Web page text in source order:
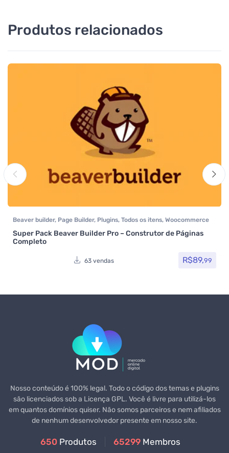
Produtos relacionados
Beaver builder, Page Builder, Plugins, Todos os itens, Woocommerce
Super Pack Beaver Builder Pro – Construtor de Páginas
Completo
63 vendas R$89,99
Nosso conteúdo é 100% legal. Todo o código dos temas e plugins
são licenciados sob a Licença GPL. Você é livre para utilizá-los
em quantos domínios quiser. Não somos parceiros e nem afiliados
de nenhum desenvolvedor presente em nosso site.
650 Produtos 65299 Membros